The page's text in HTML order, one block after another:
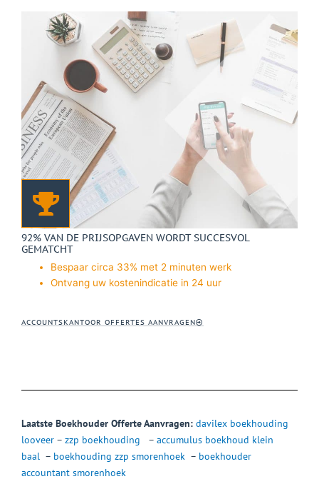
92% VAN DE PRIJSOPGAVEN WORDT SUCCESVOL
GEMATCHT
Bespaar circa 33% met 2 minuten werk
Ontvang uw kostenindicatie in 24 uur
ACCOUNTSKANTOOR OFFERTES AANVRAGEN
Laatste Boekhouder Offerte Aanvragen: davilex boekhouding
looveer – zzp boekhouding – accumulus boekhoud klein
baal – boekhouding zzp smorenhoek – boekhouder
accountant smorenhoek